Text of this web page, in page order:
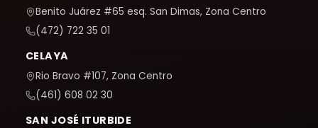
Benito Juárez #65 esq. San Dimas, Zona Centro
(472) 722 35 01
CELAYA
Rio Bravo #107, Zona Centro
(461) 608 02 30
SAN JOSÉ ITURBIDE